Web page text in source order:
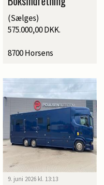
(Sælges)
575.000,00 DKK.
8700 Horsens
9. juni 2026 kl. 13:13